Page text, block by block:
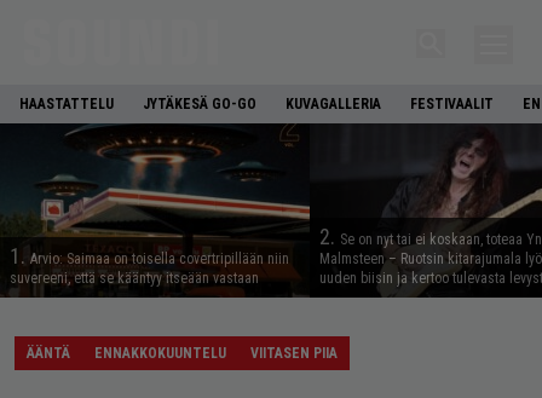
HAASTATTELU JYTÄKESÄ GO-GO KUVAGALLERIA FESTIVAALIT
1. Arvio: Saimaa on toisella covertripillään niin
suvereeni, että se kääntyy itseään vastaan
2. Se on nyt tai ei koskaan, toteaa
Malmsteen – Ruotsin kitarajumala
uuden biisin ja kertoo tulevasta
ÄÄNTÄ ENNAKKOKUUNTELU VIITASEN PIIA